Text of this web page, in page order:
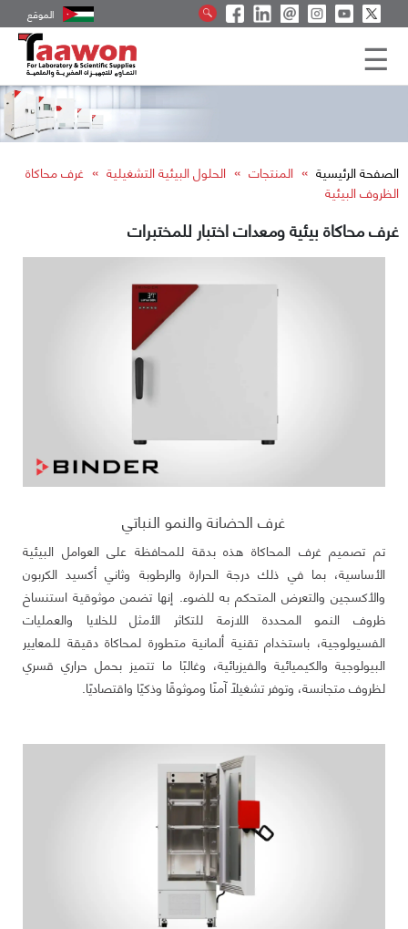
الموقع
الصفحة الرئيسية » المنتجات » الحلول البيئية التشغيلية » غرف محاكاة
الظروف البيئية
غرف محاكاة بيئية ومعدات اختبار للمختبرات
غرف الحضانة والنمو النباتي
تم تصميم غرف المحاكاة هذه بدقة للمحافظة على العوامل البيئية
الأساسية، بما في ذلك درجة الحرارة والرطوبة وثاني أكسيد الكربون
والأكسجين والتعرض المتحكم به للضوء. إنها تضمن موثوقية استنساخ
ظروف النمو المحددة اللازمة للتكاثر الأمثل للخلايا والعمليات
الفسيولوجية، باستخدام تقنية ألمانية متطورة لمحاكاة دقيقة للمعايير
البيولوجية والكيميائية والفيزيائية، وغالبًا ما تتميز بحمل حراري قسري
لظروف متجانسة، وتوفر تشغيلًا آمنًا وموثوقًا وذكيًا واقتصاديًا.